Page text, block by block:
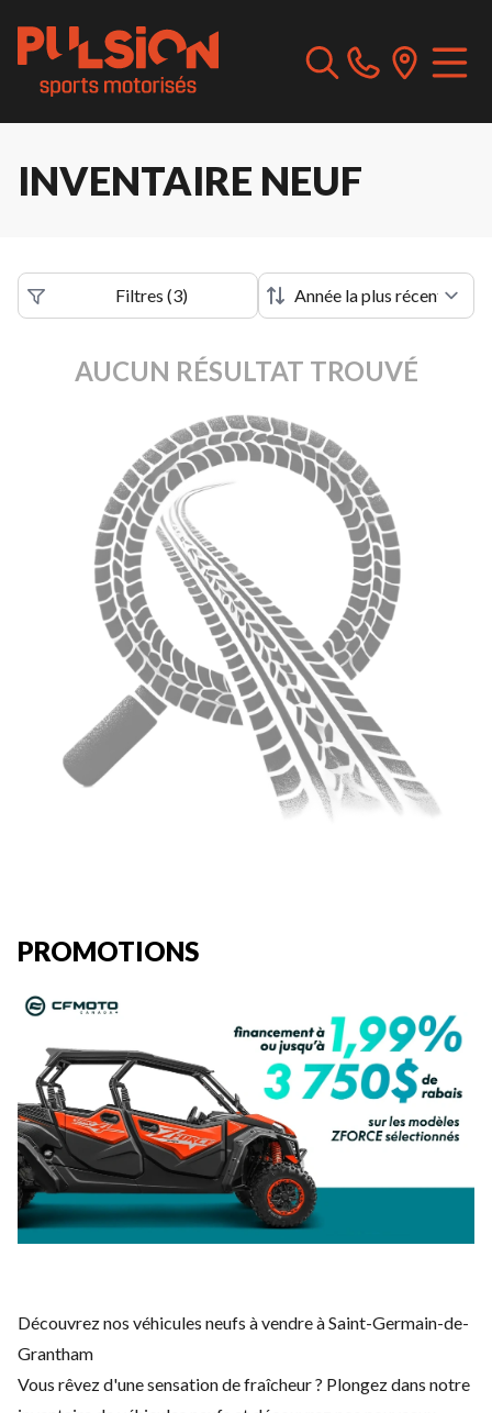
INVENTAIRE NEUF
Filtres (3)
AUCUN RÉSULTAT TROUVÉ
PROMOTIONS
Découvrez nos véhicules neufs à vendre à Saint-Germain-de-
Grantham
Vous rêvez d'une sensation de fraîcheur ? Plongez dans notre